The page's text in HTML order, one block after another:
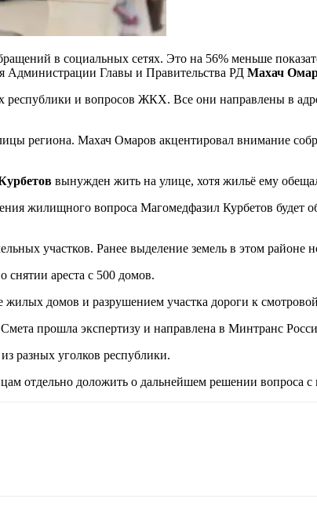
в социальных сетях. Это на 56% меньше
Администрации Главы и Правительства РД Махач
республики и вопросов ЖКХ. Все они направлены в
региона. Махач Омаров акцентировал внимание
вынужден жить на улице, хотя жильё ему
жилищного вопроса Магомедфазил Курбетов будет
участков. Ранее выделение земель в этом районе
ареста с 500 домов.
домов и разрушением участка дороги к
прошла экспертизу и направлена в Минтранс
разных уголков республики.
отдельно доложить о дальнейшем решении вопроса с